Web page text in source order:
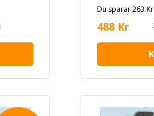
Du sparar 263 Kr
488 Kr